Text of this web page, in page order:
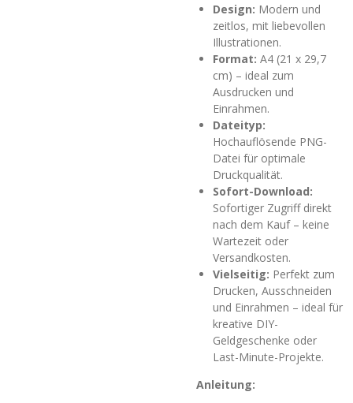
Design: Modern und
zeitlos, mit liebevollen
Illustrationen.
Format: A4 (21 x 29,7
cm) – ideal zum
Ausdrucken und
Einrahmen.
Dateityp:
Hochauflösende PNG-
Datei für optimale
Druckqualität.
Sofort-Download:
Sofortiger Zugriff direkt
nach dem Kauf – keine
Wartezeit oder
Versandkosten.
Vielseitig: Perfekt zum
Drucken, Ausschneiden
und Einrahmen – ideal für
kreative DIY-
Geldgeschenke oder
Last-Minute-Projekte.
Anleitung: